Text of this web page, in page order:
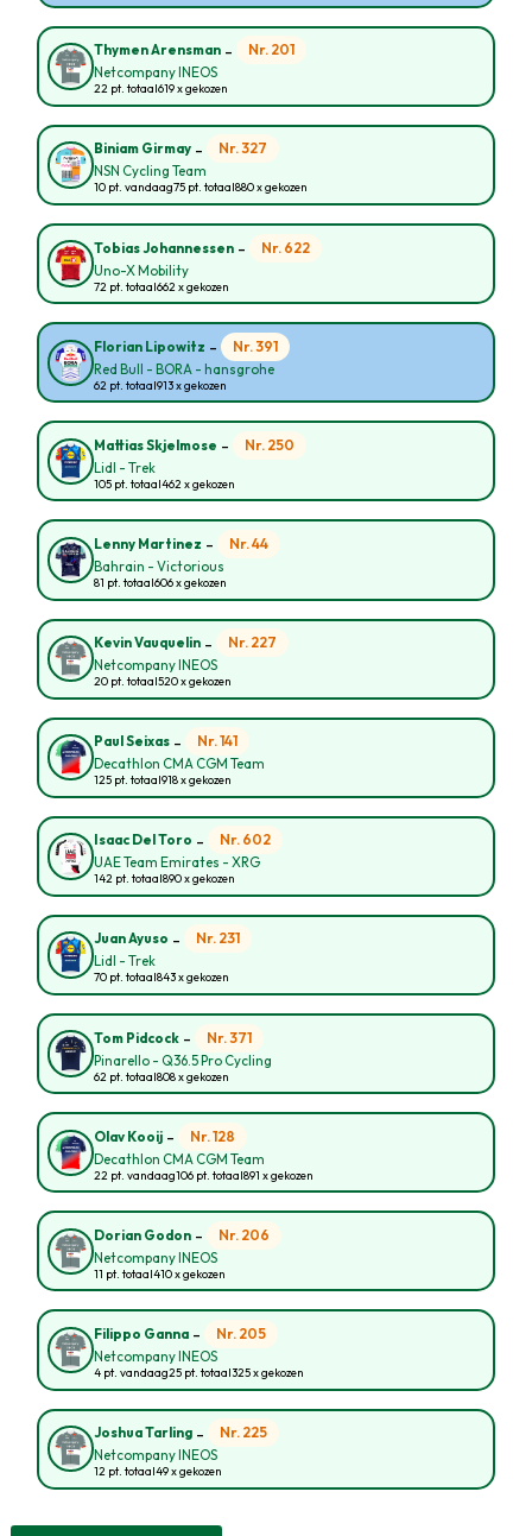
Thymen Arensman - Nr. 201
Netcompany INEOS
22 pt. totaal619 x gekozen
Biniam Girmay - Nr. 327
NSN Cycling Team
10 pt. vandaag75 pt. totaal880 x gekozen
Tobias Johannessen - Nr. 622
Uno-X Mobility
72 pt. totaal662 x gekozen
Florian Lipowitz - Nr. 391
Red Bull - BORA - hansgrohe
62 pt. totaal913 x gekozen
Mattias Skjelmose - Nr. 250
Lidl - Trek
105 pt. totaal462 x gekozen
Lenny Martinez - Nr. 44
Bahrain - Victorious
81 pt. totaal606 x gekozen
Kevin Vauquelin - Nr. 227
Netcompany INEOS
20 pt. totaal520 x gekozen
Paul Seixas - Nr. 141
Decathlon CMA CGM Team
125 pt. totaal918 x gekozen
Isaac Del Toro - Nr. 602
UAE Team Emirates - XRG
142 pt. totaal890 x gekozen
Juan Ayuso - Nr. 231
Lidl - Trek
70 pt. totaal843 x gekozen
Tom Pidcock - Nr. 371
Pinarello - Q36.5 Pro Cycling
62 pt. totaal808 x gekozen
Olav Kooij - Nr. 128
Decathlon CMA CGM Team
22 pt. vandaag106 pt. totaal891 x gekozen
Dorian Godon - Nr. 206
Netcompany INEOS
11 pt. totaal410 x gekozen
Filippo Ganna - Nr. 205
Netcompany INEOS
4 pt. vandaag25 pt. totaal325 x gekozen
Joshua Tarling - Nr. 225
Netcompany INEOS
12 pt. totaal49 x gekozen